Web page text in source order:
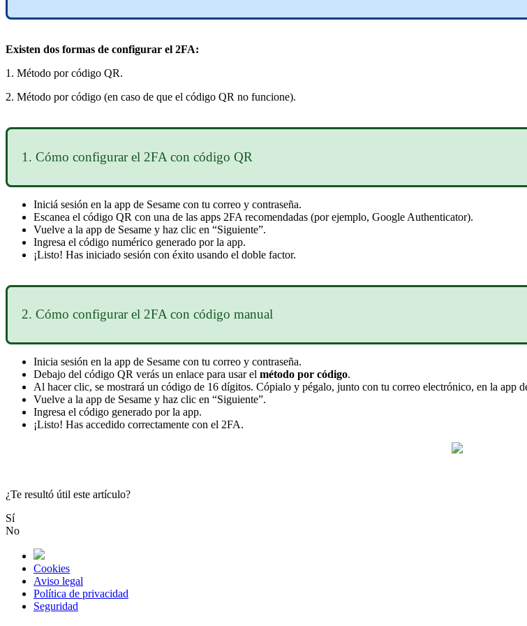
Existen dos formas de configurar el 2FA:
1 . Método por código QR.
2. Método por código (en caso de que el código QR no funcione).
1 . Cómo configurar el 2FA con código QR
Iniciá sesión en la app de Sesame con tu correo y contraseña.
Escanea el código QR con una de las apps 2FA recomendadas (por ejemplo, Google Authenticator).
Vuelve a la app de Sesame y haz clic en “Siguiente”.
Ingresa el código numérico generado por la app.
¡Listo! Has iniciado sesión con éxito usando el doble factor.
2. Cómo configurar el 2FA con código manual
Inicia sesión en la app de Sesame con tu correo y contraseña.
Debajo del código QR verás un enlace para usar el método por código.
Al hacer clic, se mostrará un código de 16 dígitos. Cópialo y pégalo, junto con tu correo electrónico, en la app
Vuelve a la app de Sesame y haz clic en “Siguiente”.
Ingresa el código generado por la app.
¡Listo! Has accedido correctamente con el 2FA.
¿Te resultó útil este artículo?
Sí
No
Cookies
Aviso legal
Política de privacidad
Seguridad